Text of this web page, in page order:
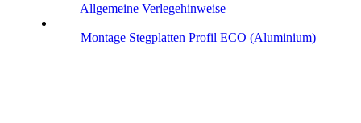
Allgemeine Verlegehinweise
Montage Stegplatten Profil ECO (Aluminium)